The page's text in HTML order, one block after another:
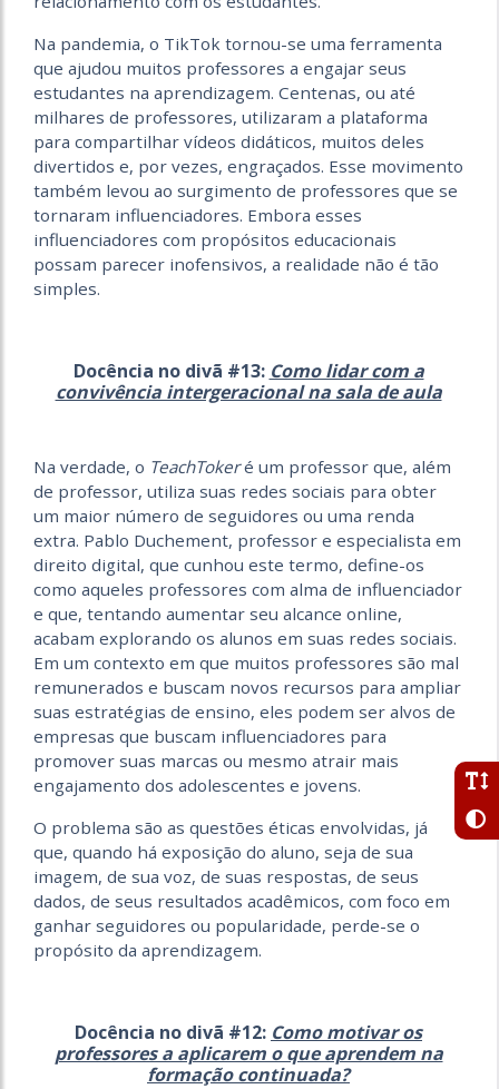
Na pandemia, o TikTok tornou-se uma ferramenta
que ajudou muitos professores a engajar seus
estudantes na aprendizagem. Centenas, ou até
milhares de professores, utilizaram a plataforma
para compartilhar vídeos didáticos, muitos deles
divertidos e, por vezes, engraçados. Esse movimento
também levou ao surgimento de professores que se
tornaram influenciadores. Embora esses
influenciadores com propósitos educacionais
possam parecer inofensivos, a realidade não é tão
simples.
Docência no divã #13: Como lidar com a
convivência intergeracional na sala de aula
Na verdade, o TeachTokeré um professor que, além
de professor, utiliza suas redes sociais para obter
um maior número de seguidores ou uma renda
extra. Pablo Duchement, professor e especialista em
direito digital, que cunhou este termo, define-os
como aqueles professores com alma de influenciador
e que, tentando aumentar seu alcance online,
acabam explorando os alunos em suas redes sociais.
Em um contexto em que muitos professores são mal
remunerados e buscam novos recursos para ampliar
suas estratégias de ensino, eles podem ser alvos de
empresas que buscam influenciadores para
promover suas marcas ou mesmo atrair mais
engajamento dos adolescentes e jovens.
O problema são as questões éticas envolvidas, já
que, quando há exposição do aluno, seja de sua
imagem, de sua voz, de suas respostas, de seus
dados, de seus resultados acadêmicos, com foco em
ganhar seguidores ou popularidade, perde-se o
propósito da aprendizagem.
Docência no divã #12: Como motivar os
professores a aplicarem o que aprendem na
formação continuada?